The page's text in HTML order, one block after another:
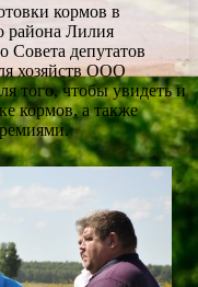
кормов в
района Лилия
Совета депутатов
хозяйств ООО
того, чтобы увидеть и
кормов, а также